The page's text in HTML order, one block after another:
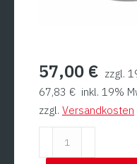
57,00 € zzgl.
67,83 € inkl. 19%
zzgl. Versandkosten